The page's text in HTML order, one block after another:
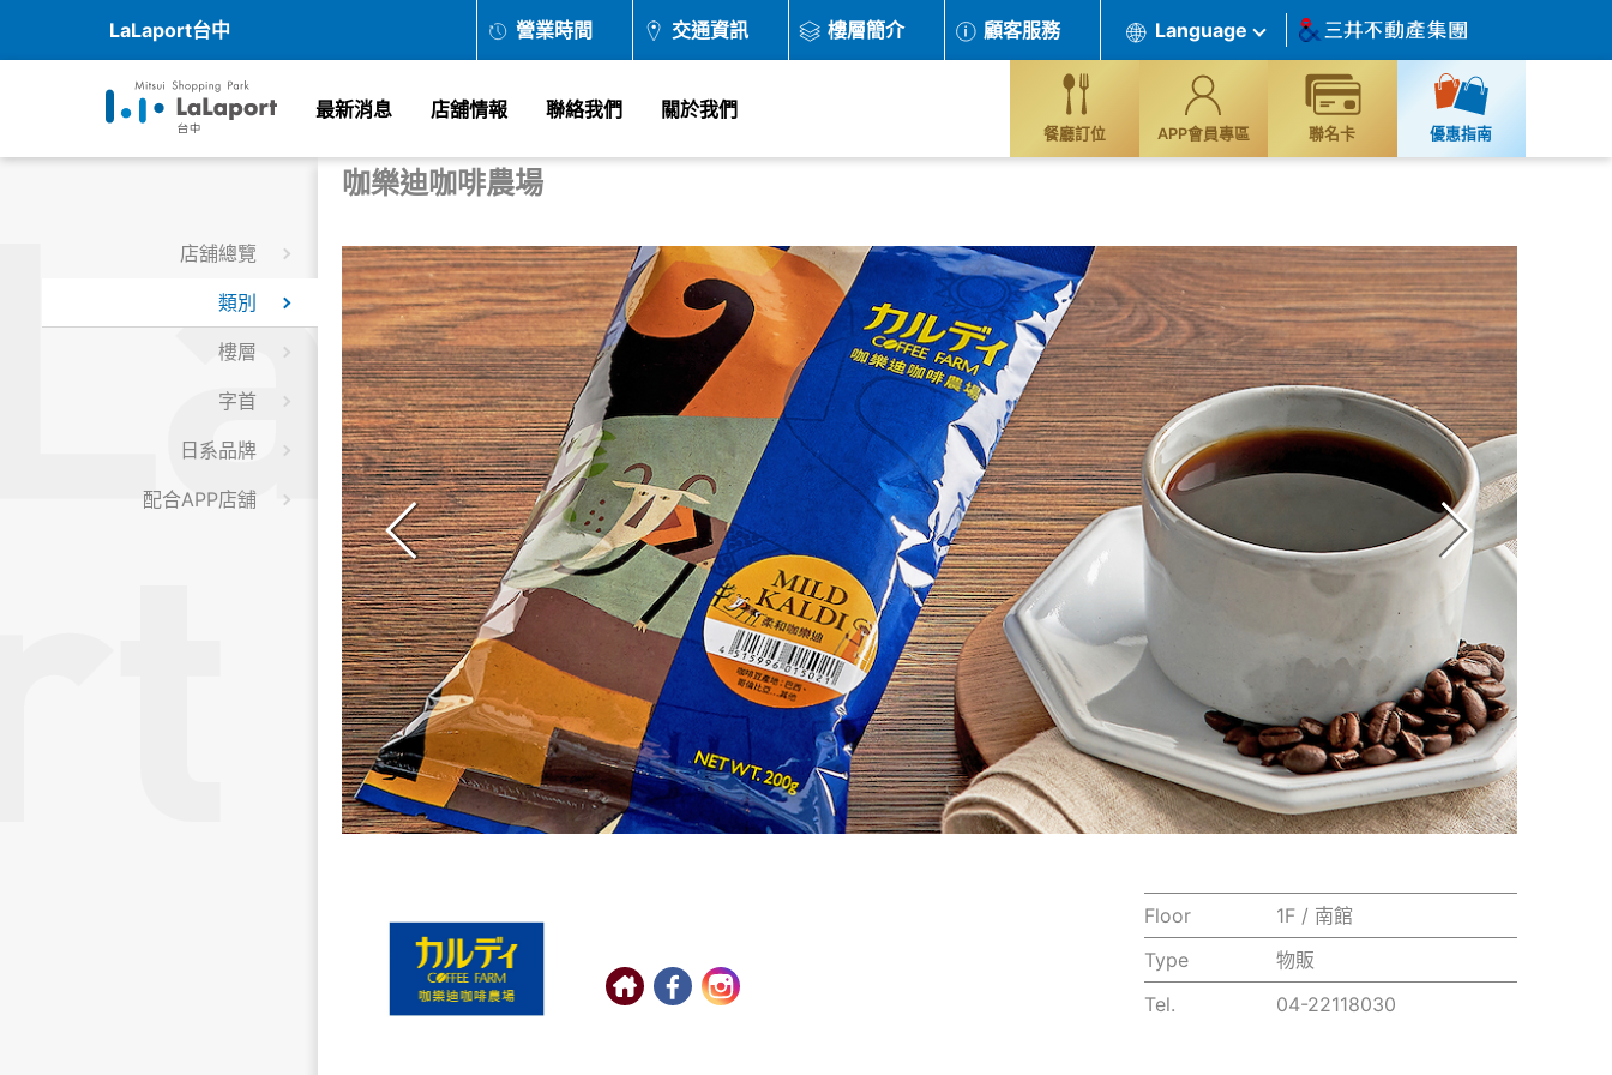
LaLaport台中 營業時間 交通資訊 樓層簡介 顧客服務 Language
最新消息 店舖情報 聯絡我們 關於我們
餐廳訂位 APP會員專區 聯名卡 優惠指南
店舖總覽
類別
樓層
字首
日系品牌
配合APP店舖
咖樂迪咖啡農場
Floor
1F / 南館
Type
物販
Tel.
04-22118030